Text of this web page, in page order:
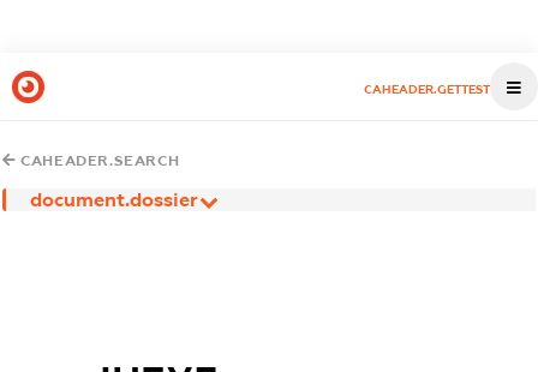
CAHEADER.GETTEST
CAHEADER.SEARCH
document.dossier